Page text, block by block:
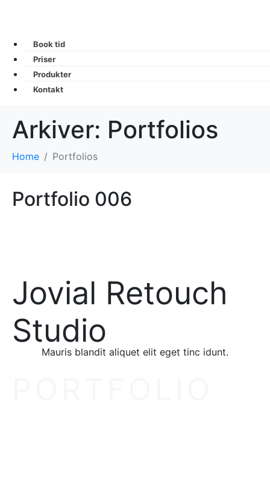
Book tid
Priser
Produkter
Kontakt
Arkiver: Portfolios
Home Portfolios
Portfolio 006
Jovial Retouch
Studio
Mauris blandit aliquet elit eget tinc idunt.